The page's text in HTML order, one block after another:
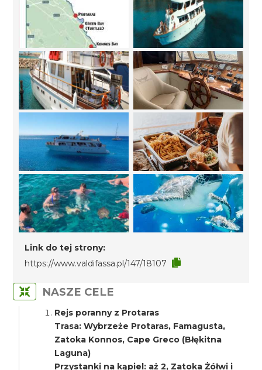
Link do tej strony:
https://www.valdifassa.pl/147/18107
NASZE CELE
Rejs poranny z Protaras
Trasa: Wybrzeże Protaras, Famagusta,
Zatoka Konnos, Cape Greco (Błękitna
Laguna)
Przystanki na kąpiel: aż 2, Zatoka Żółwi i